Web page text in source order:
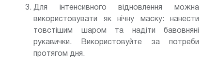
Для інтенсивного відновлення можна
використовувати як нічну маску: нанести
товстішим шаром та надіти бавовняні
рукавички. Використовуйте за потреби
протягом дня.